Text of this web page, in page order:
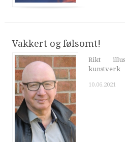
Vakkert og følsomt!
Rikt
kunstverk
10.06.2021